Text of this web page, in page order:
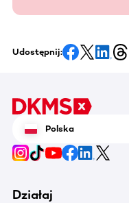
Udostępnij:
Polska
Działaj